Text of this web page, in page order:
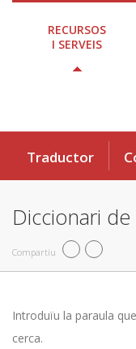
RECURSOS
I SERVEIS
Traductor
Diccionari
Compartiu
Introduïu la paraula
cerca.